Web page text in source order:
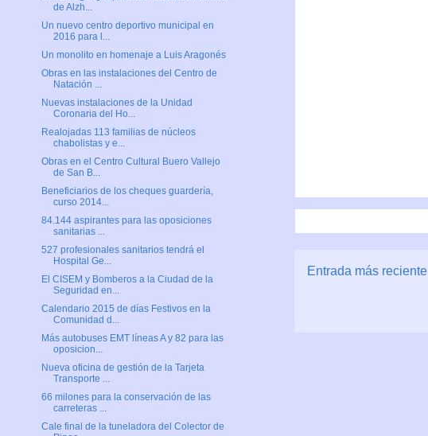
Entrada más reciente
de Alzh...
Un nuevo centro deportivo municipal en
2016 para l...
Un monolito en homenaje a Luis Aragonés
Obras en las instalaciones del Centro de
Natación ...
Nuevas instalaciones de la Unidad
Coronaria del Ho...
Realojadas 113 familias de núcleos
chabolistas y e...
Obras en el Centro Cultural Buero Vallejo
de San B...
Beneficiarios de los cheques guardería,
curso 2014...
84.144 aspirantes para las oposiciones
sanitarias ...
527 profesionales sanitarios tendrá el
Hospital Ge...
El CISEM y Bomberos a la Ciudad de la
Seguridad en...
Calendario 2015 de días Festivos en la
Comunidad d...
Más autobuses EMT líneas A y 82 para las
oposicion...
Nueva oficina de gestión de la Tarjeta
Transporte ...
66 milones para la conservación de las
carreteras ...
Cale final de la tuneladora del Colector de